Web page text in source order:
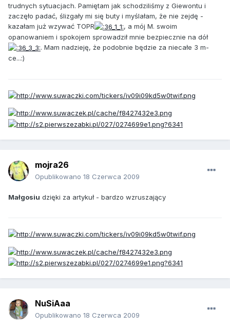
trudnych sytuacjach. Pamiętam jak schodziliśmy z Giewontu i
zaczęło padać, ślizgały mi się buty i myślałam, że nie zejdę -
kazałam już wzywać TOPR
, a mój M. swoim
opanowaniem i spokojem sprowadził mnie bezpiecznie na dół
. Mam nadzieję, że podobnie będzie za niecałe 3 m-
ce...:)
mojra26
Opublikowano 18 Czerwca 2009
Małgosiu dzięki za artykuł - bardzo wzruszający
NuSiAaa
Opublikowano 18 Czerwca 2009